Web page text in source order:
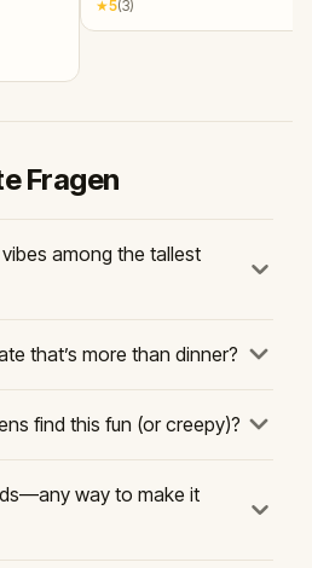
★5(3)
Fragen
among the tallest
that’s more than dinner?
find this fun (or creepy)?
way to make it